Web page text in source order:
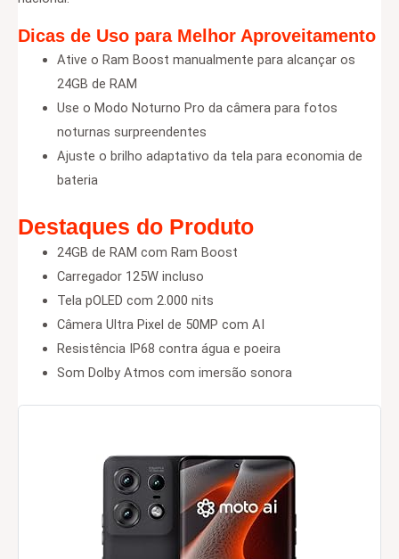
Dicas de Uso para Melhor Aproveitamento
Ative o Ram Boost manualmente para alcançar os
24GB de RAM
Use o Modo Noturno Pro da câmera para fotos
noturnas surpreendentes
Ajuste o brilho adaptativo da tela para economia de
bateria
Destaques do Produto
24GB de RAM com Ram Boost
Carregador 125W incluso
Tela pOLED com 2.000 nits
Câmera Ultra Pixel de 50MP com AI
Resistência IP68 contra água e poeira
Som Dolby Atmos com imersão sonora